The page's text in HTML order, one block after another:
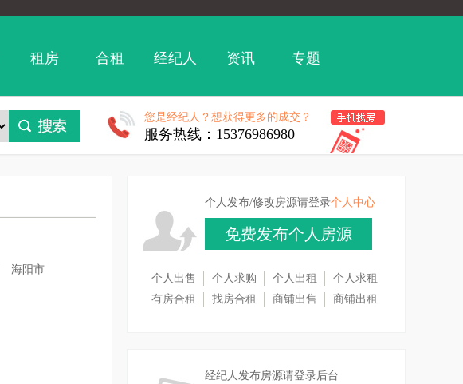
租房 合租 经纪人 资讯 专题
您是经纪人？想获得更多的成交？
服务热线：15376986980
海阳市
个人发布/修改房源请登录个人中心
免费发布个人房源
个人出售 个人求购 个人出租
个人求租
有房合租
找房合租 商铺出售 商铺出租
经纪人发布房源请登录后台